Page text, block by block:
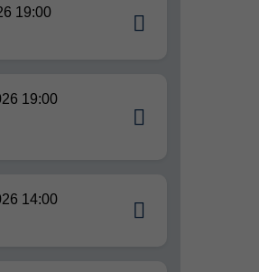
19:00
19:00
14:00